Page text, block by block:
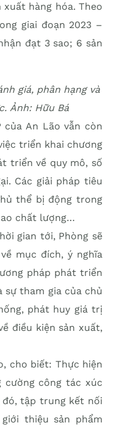
hàng hóa. Theo
giai đoạn 2023 –
đạt 3 sao; 6 sản
giá, phân hạng và
Ảnh: Hữu Bá
An Lão vẫn còn
triển khai chương
triển về quy mô, số
Các giải pháp tiêu
thể bị động trong
chất lượng…
gian tới, Phòng sẽ
mục đích, ý nghĩa
pháp phát triển
sự tham gia của chủ
phát huy giá trị
điều kiện sản xuất,
cho biết: Thực hiện
cường công tác xúc
đó, tập trung kết nối
thiệu sản phẩm